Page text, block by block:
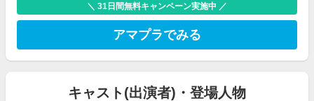
＼ 31日間無料キャンペーン実施中 ／
アマプラでみる
キャスト(出演者)・登場人物